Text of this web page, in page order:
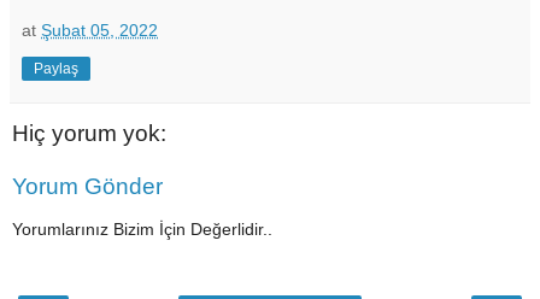
at Şubat 05, 2022
Paylaş
Hiç yorum yok:
Yorum Gönder
Yorumlarınız Bizim İçin Değerlidir..